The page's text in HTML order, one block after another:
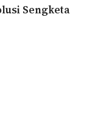
Sengketa